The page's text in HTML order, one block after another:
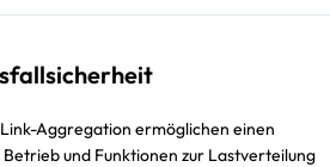
Aggregation ermöglichen einen
und Funktionen zur Lastverteilung